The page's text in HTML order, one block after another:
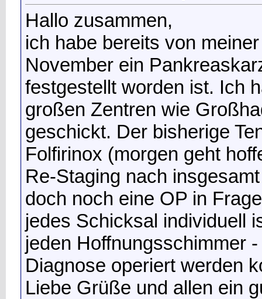
Hallo zusammen,
ich habe bereits von
November ein
festgestellt worden ist. Ich
großen Zentren wie
geschickt. Der bisherige
Folfirinox (morgen geht
Re-Staging nach
doch noch eine OP in
jedes Schicksal individuell
jeden Hoffnungsschimmer
Diagnose operiert werden
Liebe Grüße und allen ein